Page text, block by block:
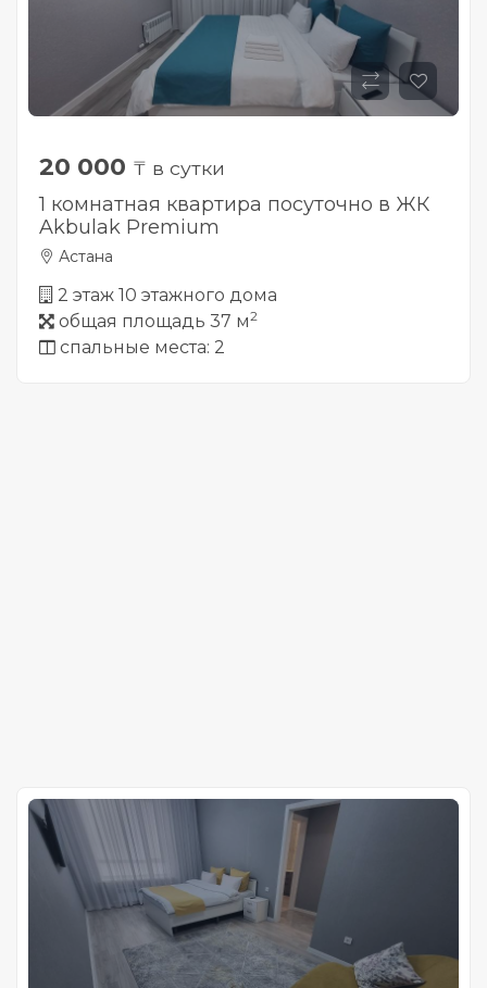
20 000 ₸ в сутки
1 комнатная квартира посуточно в ЖК
Akbulak Premium
Астана
2 этаж 10 этажного дома
общая площадь 37 м2
спальные места: 2